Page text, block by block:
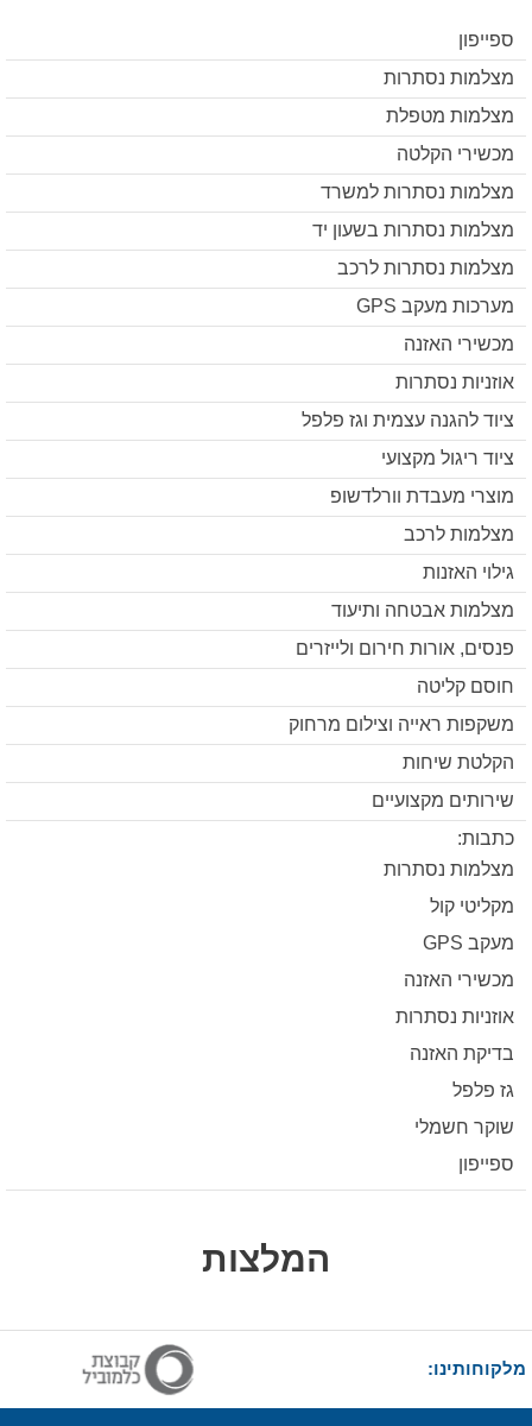
ספייפון
מצלמות נסתרות
מצלמות מטפלת
מכשירי הקלטה
מצלמות נסתרות למשרד
מצלמות נסתרות בשעון יד
מצלמות נסתרות לרכב
מערכות מעקב GPS
מכשירי האזנה
אוזניות נסתרות
ציוד להגנה עצמית וגז פלפל
ציוד ריגול מקצועי
מוצרי מעבדת וורלדשופ
מצלמות לרכב
גילוי האזנות
מצלמות אבטחה ותיעוד
פנסים, אורות חירום ולייזרים
חוסם קליטה
משקפות ראייה וצילום מרחוק
הקלטת שיחות
שירותים מקצועיים
כתבות:
מצלמות נסתרות
מקליטי קול
מעקב GPS
מכשירי האזנה
אוזניות נסתרות
בדיקת האזנה
גז פלפל
שוקר חשמלי
ספייפון
המלצות
מלקוחותינו: